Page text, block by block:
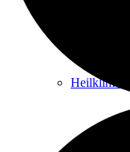
Heilklimaten